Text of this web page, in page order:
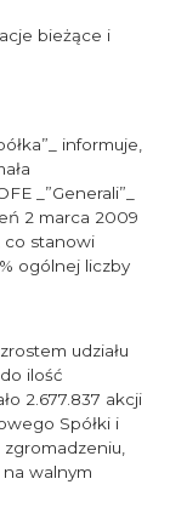
bieżące i
informuje,
_”Generali”_
2 marca 2009
co stanowi
ogólnej liczby
udziału
ilość
2.677.837 akcji
Spółki i
na walnym